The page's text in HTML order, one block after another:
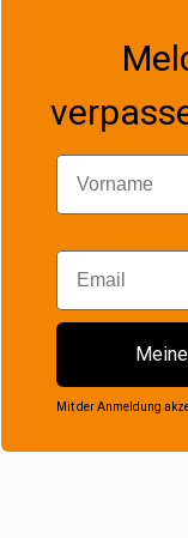
Vorname
Email
Mit der Anmeldung